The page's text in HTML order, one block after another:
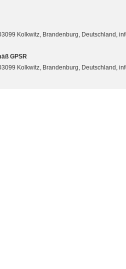
Kolkwitz, Brandenburg, Deutschland,
GPSR
Kolkwitz, Brandenburg, Deutschland,